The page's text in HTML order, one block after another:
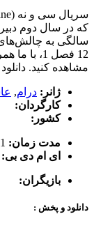
که در سال دوم
سالگی به
12 فصل 1،
مشاهده کنید.
ژانر: درام,
کارگردان:
کشور:
مدت زمان: 1 ثانیه
ای ام دی بی:
بازیگران:
دانلود و پخش :